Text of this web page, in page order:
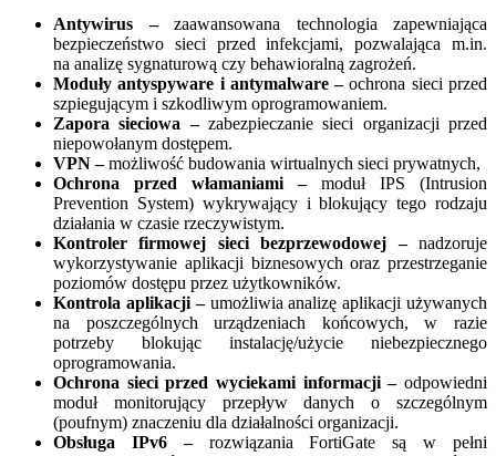
Antywirus –zaawansowana technologia zapewniająca
bezpieczeństwo sieci przed infekcjami, pozwalająca m.in.
na analizę sygnaturową czy behawioralną zagrożeń.
Moduły antyspyware i antymalware –ochrona sieci przed
szpiegującym i szkodliwym oprogramowaniem.
Zapora sieciowa – zabezpieczanie sieci organizacji przed
niepowołanym dostępem.
VPN –możliwość budowania wirtualnych sieci prywatnych,
Ochrona przed włamaniami –moduł IPS (Intrusion
Prevention System) wykrywający i blokujący tego rodzaju
działania w czasie rzeczywistym.
Kontroler firmowej sieci bezprzewodowej –nadzoruje
wykorzystywanie aplikacji biznesowych oraz przestrzeganie
poziomów dostępu przez użytkowników.
Kontrola aplikacji –umożliwia analizę aplikacji używanych
na poszczególnych urządzeniach końcowych, w razie
potrzeby blokując instalację/użycie niebezpiecznego
oprogramowania.
Ochrona sieci przed wyciekami informacji –odpowiedni
moduł monitorujący przepływ danych o szczególnym
(poufnym) znaczeniu dla działalności organizacji.
Obsługa IPv6 – rozwiązania FortiGate są w pełni